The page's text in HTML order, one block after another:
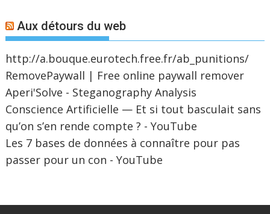
Aux détours du web
http://a.bouque.eurotech.free.fr/ab_punitions/
RemovePaywall | Free online paywall remover
Aperi'Solve - Steganography Analysis
Conscience Artificielle — Et si tout basculait sans
qu’on s’en rende compte ? - YouTube
Les 7 bases de données à connaître pour pas
passer pour un con - YouTube